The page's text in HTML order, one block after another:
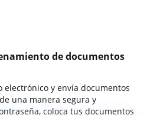
de documentos
electrónico y envía documentos
una manera segura y
coloca tus documentos